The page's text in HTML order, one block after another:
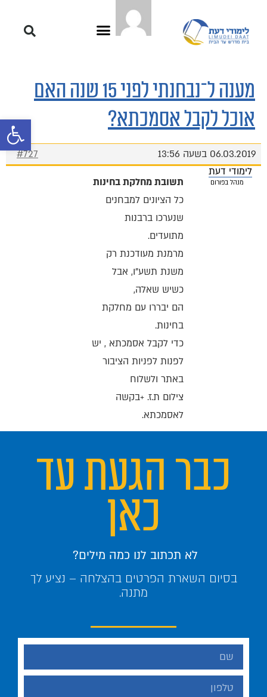
פתח
מענה ל־נבחנתי לפני 15 שנה האם
אוכל לקבל אסמכתא?
06.03.2019 בשעה 13:56
#727
לימודי דעת
מנהל בפורום
תשובת מחלקת בחינות
כל הציונים למבחנים
שנערכו ברבנות
מתועדים.
מרמנת מעודכנת רק
משנת תשע"ו, אבל
כשיש שאלה,
הם יבררו עם מחלקת
בחינות.
כדי לקבל אסמכתא , יש
לפנות לפניות הציבור
באתר ולשלוח
צילום ת.ז. +בקשה
לאסמכתא.
כבר הגעת עד
כאן
לא תכתוב לנו כמה מילים?
בסיום השארת הפרטים בהצלחה – נציע לך
מתנה.